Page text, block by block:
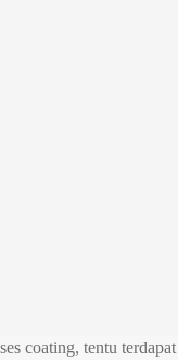
coating, tentu